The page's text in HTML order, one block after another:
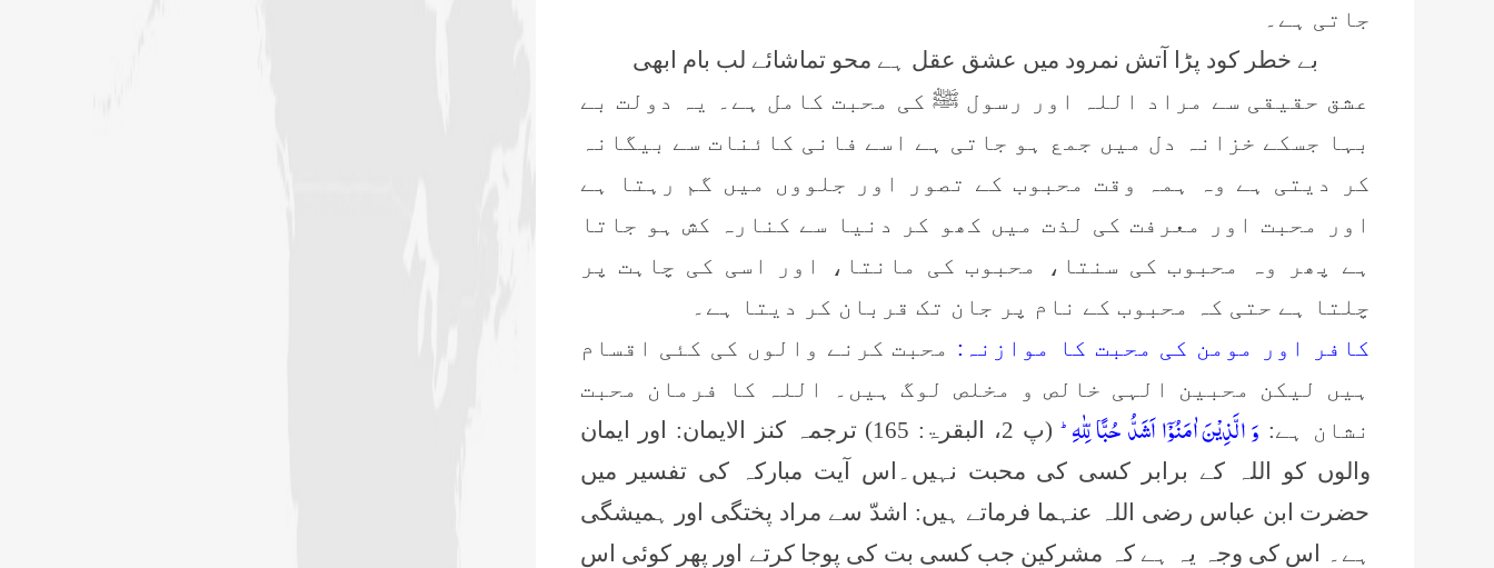
جاتی ہے۔
بے خطر کود پڑا آتش نمرود میں عشق عقل ہے محو تماشائے لب بام ابھی
عشق حقیقی سے مراد اللہ اور رسول ﷺ کی محبت کامل ہے۔ یہ دولت بے
بہا جسکے خزانہ دل میں جمع ہو جاتی ہے اسے فانی کائنات سے بیگانہ
کر دیتی ہے وہ ہمہ وقت محبوب کے تصور اور جلووں میں گم رہتا ہے
اور محبت اور معرفت کی لذت میں کھو کر دنیا سے کنارہ کش ہو جاتا
ہے پھر وہ محبوب کی سنتا، محبوب کی مانتا، اور اسی کی چاہت پر
چلتا ہے حتی کہ محبوب کے نام پر جان تک قربان کر دیتا ہے۔
کافر اور مومن کی محبت کا موازنہ: محبت کرنے والوں کی کئی اقسام
ہیں لیکن محبین الہی خالص و مخلص لوگ ہیں۔ اللہ کا فرمان محبت
نشان ہے: وَ الَّذِیْنَ اٰمَنُوْۤا اَشَدُّ حُبًّا لِّلّٰهِؕ-
(پ 2، البقرۃ: 165) ترجمہ کنز الایمان: اور ایمان
والوں کو اللہ کے برابر کسی کی محبت نہیں۔اس آیت مبارکہ کی تفسیر میں
حضرت ابن عباس رضی اللہ عنہما فرماتے ہیں: اشدّ سے مراد پختگی اور ہمیشگی
ہے۔ اس کی وجہ یہ ہے کہ مشرکین جب کسی بت کی پوجا کرتے اور پھر کوئی اس